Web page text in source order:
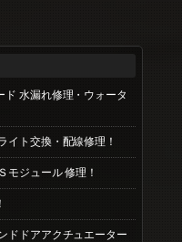
ド 水漏れ修理・ウォータ
イト交換・配線修理！
モジュール 修理！
ドドアアクチュエーター